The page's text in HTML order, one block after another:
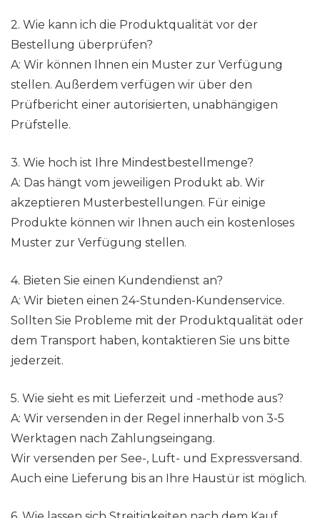
2. Wie kann ich die Produktqualität vor der
Bestellung überprüfen?
A: Wir können Ihnen ein Muster zur Verfügung
stellen. Außerdem verfügen wir über den
Prüfbericht einer autorisierten, unabhängigen
Prüfstelle.
3. Wie hoch ist Ihre Mindestbestellmenge?
A: Das hängt vom jeweiligen Produkt ab. Wir
akzeptieren Musterbestellungen. Für einige
Produkte können wir Ihnen auch ein kostenloses
Muster zur Verfügung stellen.
4. Bieten Sie einen Kundendienst an?
A: Wir bieten einen 24-Stunden-Kundenservice.
Sollten Sie Probleme mit der Produktqualität oder
dem Transport haben, kontaktieren Sie uns bitte
jederzeit.
5. Wie sieht es mit Lieferzeit und -methode aus?
A: Wir versenden in der Regel innerhalb von 3-5
Werktagen nach Zahlungseingang.
Wir versenden per See-, Luft- und Expressversand.
Auch eine Lieferung bis an Ihre Haustür ist möglich.